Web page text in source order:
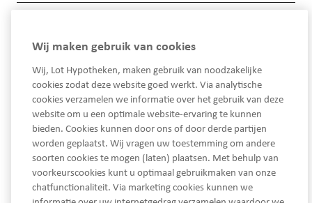
033 450 93 30
Ma - Vrij van 08.30 tot 17.30 uur
service@lothypotheken.nl
Wij maken gebruik van cookies
Wij, Lot Hypotheken, maken gebruik van noodzakelijke
cookies zodat deze website goed werkt. Via analytische
cookies verzamelen we informatie over het gebruik van deze
website om u een optimale website-ervaring te kunnen
bieden. Cookies kunnen door ons of door derde partijen
worden geplaatst. Wij vragen uw toestemming om andere
soorten cookies te mogen (laten) plaatsen. Met behulp van
voorkeurscookies kunt u optimaal gebruikmaken van onze
chatfunctionaliteit. Via marketing cookies kunnen we